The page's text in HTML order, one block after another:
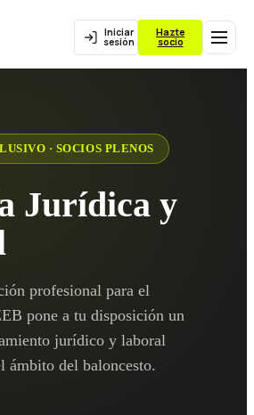
Iniciar
sesión
Hazte
socio
· SOCIOS PLENOS
Jurídica y
profesional para el
pone a tu disposición un
jurídico y laboral
ámbito del baloncesto.